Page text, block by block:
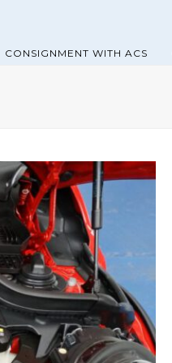
CONSIGNMENT WITH ACS